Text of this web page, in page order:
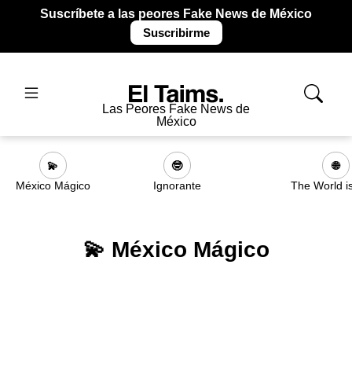
Suscríbete a las peores Fake News de México
Suscribirme
Las Peores Fake News de
México
💫
México Mágico
🤓
Ignorante
🌐
The World
💫 México Mágico